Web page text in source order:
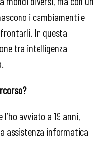
i cambiamenti e
In questa
tra intelligenza
avviato a 19 anni,
assistenza informatica